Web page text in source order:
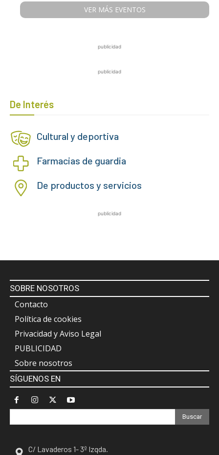
VER MÁS EVENTOS
publicidad
publicidad
De Interés
Cultural y deportiva
Farmacias de guardia
De productos y servicios
publicidad
SOBRE NOSOTROS
Contacto
Política de cookies
Privacidad y Aviso Legal
PUBLICIDAD
Sobre nosotros
SÍGUENOS EN
Buscar
C/ Lavaderos 1- 3º Izqda.